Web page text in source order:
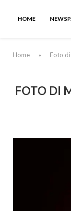
HOME
Home » Foto di
FOTO DI